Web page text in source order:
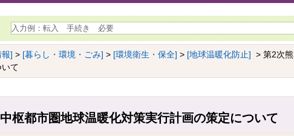
] > [暮らし・環境・ごみ] > [環境衛生・保全] > [地球温暖化防止] > 第2次
て
枢都市圏地球温暖化対策実行計画の策定について